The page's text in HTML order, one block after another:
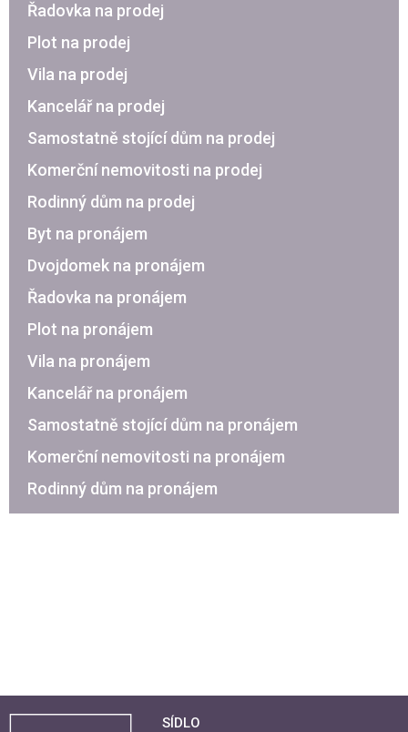
Řadovka na prodej
Plot na prodej
Vila na prodej
Kancelář na prodej
Samostatně stojící dům na prodej
Komerční nemovitosti na prodej
Rodinný dům na prodej
Byt na pronájem
Dvojdomek na pronájem
Řadovka na pronájem
Plot na pronájem
Vila na pronájem
Kancelář na pronájem
Samostatně stojící dům na pronájem
Komerční nemovitosti na pronájem
Rodinný dům na pronájem
SÍDLO